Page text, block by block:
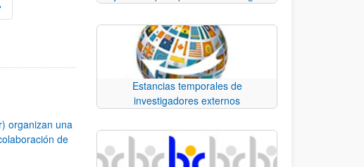
Use TAB para desplazarse.
organizan una
de
Estancias temporales de
investigadores externos